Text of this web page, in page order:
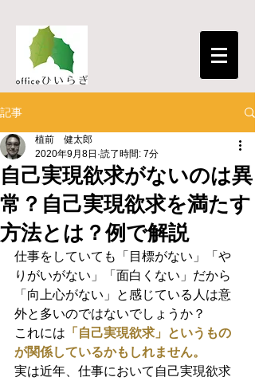
記事
自己実現欲求がないのは異
常？自己実現欲求を満たす
方法とは？例で解説
植前 健太郎
2020年9月8日 読了時間: 7分
仕事をしていても「目標がない」「や
りがいがない」「面白くない」だから
「向上心がない」と感じている人は意
外と多いのではないでしょうか？
これには 「自己実現欲求」というもの
が関係しているかもしれません。
実は近年、仕事において自己実現欲求